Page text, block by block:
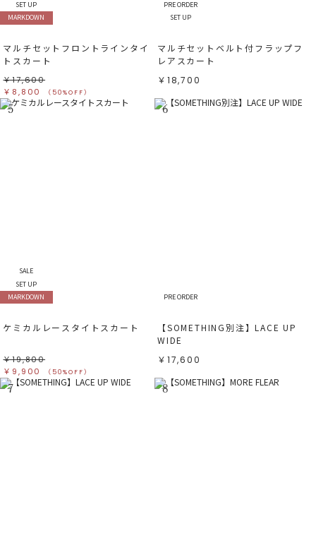
SET UP
MARKDOWN
マルチセットフロントラインタイ
トスカート
￥17,600
￥8,800
（50%OFF）
PRE ORDER
SET UP
マルチセットベルト付フラップフ
レアスカート
￥18,700
5
SALE
SET UP
MARKDOWN
ケミカルレースタイトスカート
￥19,800
￥9,900
（50%OFF）
6
PRE ORDER
【SOMETHING別注】LACE UP
WIDE
￥17,600
7 8